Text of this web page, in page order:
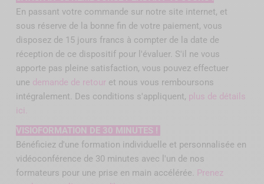
En passant votre commande sur notre site internet, et
sous réserve de la bonne fin de votre paiement, vous
disposez de 15 jours francs à compter de la date de
réception de ce dispositif pour l'évaluer. S'il ne vous
apporte pas pleine satisfaction, vous pouvez effectuer
une demande de retour et nous vous remboursons
intégralement. Des conditions s'appliquent, plus de détails
ici.
VISIOFORMATION DE 30 MINUTES !
Bénéficiez d'une formation individuelle et personnalisée en
vidéoconférence de 30 minutes avec l'un de nos
formateurs pour une prise en main accélérée. Prenez